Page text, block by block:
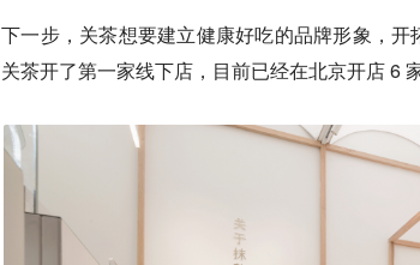
下一步，关茶想要建立健康好吃的品牌形象， 开
关茶开了第一家线下店，目前已经在北京开店 6 家